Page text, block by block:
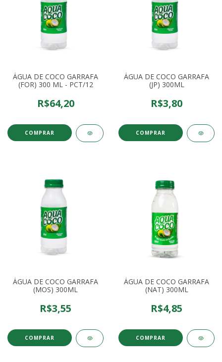
ÁGUA DE COCO GARRAFA
(FOR) 300 ML - PCT/12
R$64,20
ÁGUA DE COCO GARRAFA
(JP) 300ML
R$3,80
ÁGUA DE COCO GARRAFA
(MOS) 300ML
R$3,55
ÁGUA DE COCO GARRAFA
(NAT) 300ML
R$4,85